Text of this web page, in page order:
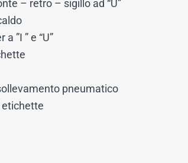
– retro – sigillo ad “U”
”I ” e “U”
pneumatico